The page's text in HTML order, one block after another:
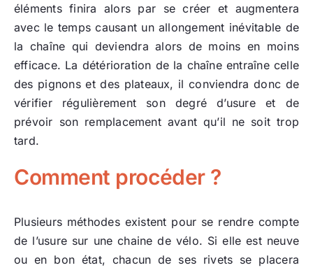
éléments finira alors par se créer et augmentera
avec le temps causant un allongement inévitable de
la chaîne qui deviendra alors de moins en moins
efficace. La détérioration de la chaîne entraîne celle
des pignons et des plateaux, il conviendra donc de
vérifier régulièrement son degré d’usure et de
prévoir son remplacement avant qu’il ne soit trop
tard.
Comment procéder ?
Plusieurs méthodes existent pour se rendre compte
de l’usure sur une chaine de vélo. Si elle est neuve
ou en bon état, chacun de ses rivets se placera